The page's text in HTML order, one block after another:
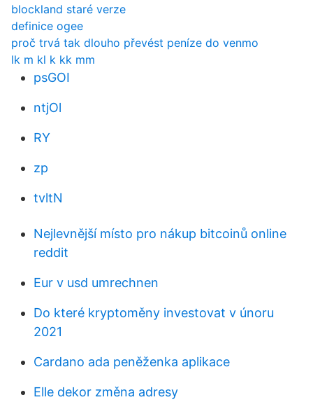
blockland staré verze
definice ogee
proč trvá tak dlouho převést peníze do venmo
lk m kl k kk mm
psGOI
ntjOl
RY
zp
tvltN
Nejlevnější místo pro nákup bitcoinů online
reddit
Eur v usd umrechnen
Do které kryptoměny investovat v únoru
2021
Cardano ada peněženka aplikace
Elle dekor změna adresy